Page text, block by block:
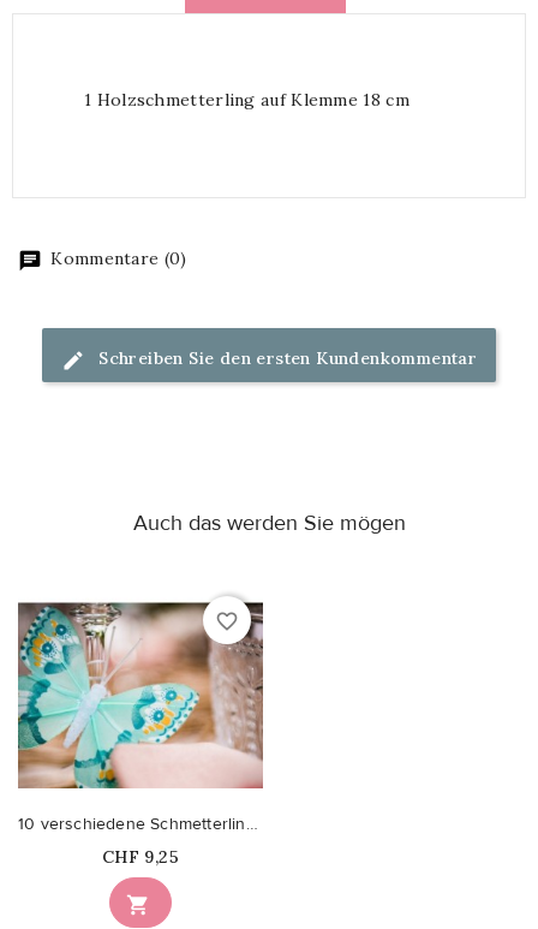
1 Holzschmetterling auf Klemme 18 cm
Kommentare (0)
Schreiben Sie den ersten Kundenkommentar
Auch das werden Sie mögen
favorite_border

10 verschiedene Schmetterlinge in mintgrünem Farbverlauf
Price
CHF 9,25